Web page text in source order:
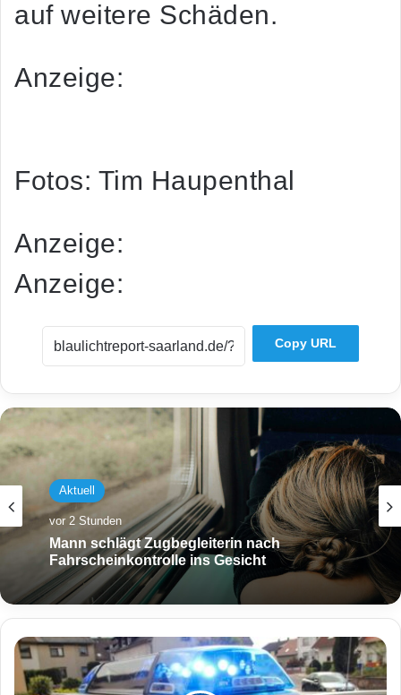
auf weitere Schäden.
Anzeige:
Fotos: Tim Haupenthal
Anzeige:
Anzeige:
Copy URL
Aktuell
vor 2 Stunden
Mann schlägt Zugbegleiterin nach
Fahrscheinkontrolle ins Gesicht
A